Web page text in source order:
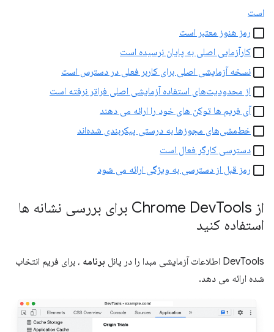
است
رمز هنوز معتبر است
کارآزمایی اصلی به پایان نرسیده است
نسخه آزمایشی اصلی برای کاربر فعلی در دسترس است
از محدودیت‌های استفاده آزمایشی اصلی فراتر نرفته است
آی فریم ها توکن های خود را ارائه می دهند
خط‌مشی‌های مجوزها به درستی پیکربندی شده‌اند
دسترسی کارگر فعال است
رمز قبل از دسترسی به ویژگی ارائه می شود
از Chrome Dev
Tools برای بررسی نشانه ها
استفاده کنید
DevTools اطلاعات آزمایشی مبدا را در پانل برنامه ، برای فریم انتخاب
شده ارائه می دهد.